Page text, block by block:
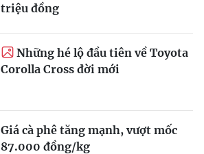
triệu đồng
Những hé lộ đầu tiên về Toyota
Corolla Cross đời mới
Giá cà phê tăng mạnh, vượt mốc
87.000 đồng/kg